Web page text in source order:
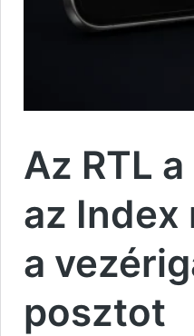
Az RTL
az Index
a
posztot